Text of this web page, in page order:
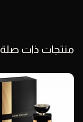
منتجات ذات صلة